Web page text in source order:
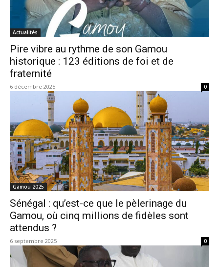
Actualités
Pire vibre au rythme de son Gamou
historique : 123 éditions de foi et de
fraternité
6 décembre 2025 0
Gamou 2025
Sénégal : qu’est-ce que le pèlerinage du
Gamou, où cinq millions de fidèles sont
attendus ?
6 septembre 2025 0